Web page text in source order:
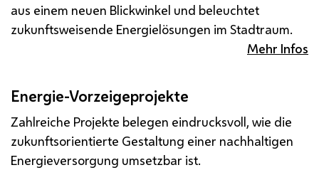
aus einem neuen Blickwinkel und beleuchtet
zukunftsweisende Energielösungen im Stadtraum.
Mehr Infos
Energie-Vorzeigeprojekte
Zahlreiche Projekte belegen eindrucksvoll, wie die
zukunftsorientierte Gestaltung einer nachhaltigen
Energieversorgung umsetzbar ist.